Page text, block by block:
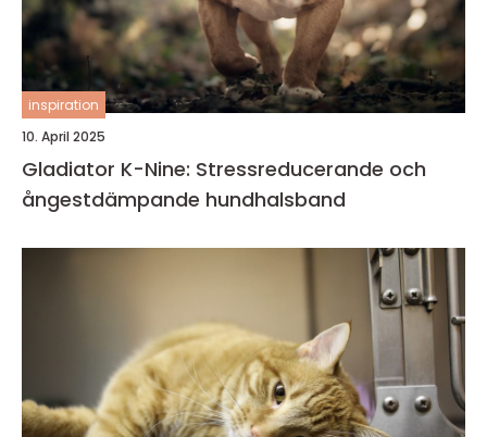
inspiration
10. April 2025
Gladiator K-Nine: Stressreducerande och
ångestdämpande hundhalsband